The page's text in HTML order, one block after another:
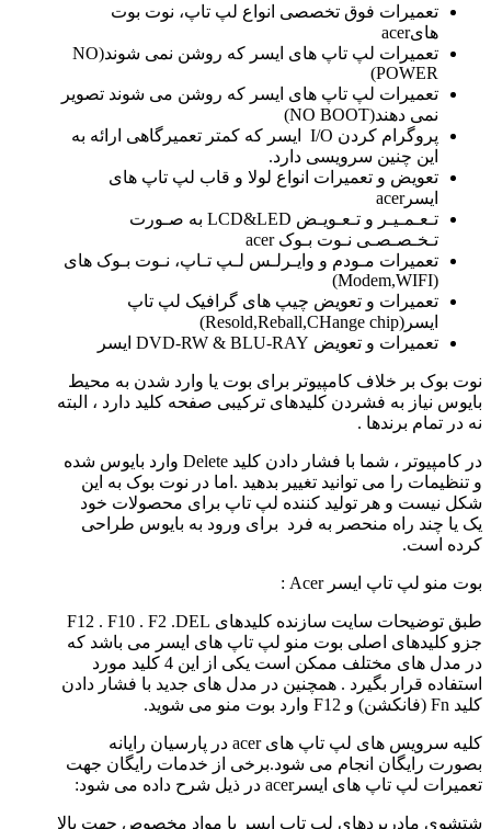
تعمیرات فوق تخصصی انواع لپ تاپ، نوت بوت
هایacer
تعمیرات لپ تاپ های ایسر که روشن نمی شوند(NO
POWER)
تعمیرات لپ تاپ های ایسر که روشن می شوند تصویر
نمی دهند(NO BOOT)
پروگرام کردن I/O ایسر که کمتر تعمیرگاهی ارائه به
این چنین سرویسی دارد.
تعویض و تعمیرات انواع لولا و قاب لپ تاپ های
ایسرacer
تـعـمـیـر و تـعـویـض LCD&LED به صـورت
تـخـصـصـی نـوت بـوک acer
تعمیرات مـودم و وایـرلـس لـپ تـاپ، نـوت بـوک های
(Modem,WIFI)
تعمیرات و تعویض چیپ های گرافیک لپ تاپ
ایسر(Resold,Reball,CHange chip)
تعمیرات و تعویض DVD-RW & BLU-RAY ایسر
نوت بوک بر خلاف کامپیوتر برای بوت یا وارد شدن به محیط
بایوس نیاز به فشردن کلیدهای ترکیبی صفحه کلید دارد ، البته
نه در تمام برندها .
در کامپیوتر ، شما با فشار دادن کلید Delete وارد بایوس شده
و تنظیمات را می توانید تغییر بدهید .اما در نوت بوک به این
شکل نیست و هر تولید کننده لپ تاپ برای محصولات خود
یک یا چند راه منحصر به فرد برای ورود به بایوس طراحی
کرده است.
بوت منو لپ تاپ ایسر Acer :
طبق توضیحات سایت سازنده کلیدهای F12 . F10 . F2 .DEL
جزو کلیدهای اصلی بوت منو لپ تاپ های ایسر می باشد که
در مدل های مختلف ممکن است یکی از این 4 کلید مورد
استفاده قرار بگیرد . همچنین در مدل های جدید با فشار دادن
کلید Fn (فانکشن) و F12 وارد بوت منو می شوید.
کلیه سرویس های لپ تاپ های acer در پارسیان رایانه
بصورت رایگان انجام می شود.برخی از خدمات رایگان جهت
تعمیرات لپ تاپ های ایسرacer در ذیل شرح داده می شود:
شتشوی مادربردهای لپ تاپ ایسر با مواد مخصوص جهت بالا